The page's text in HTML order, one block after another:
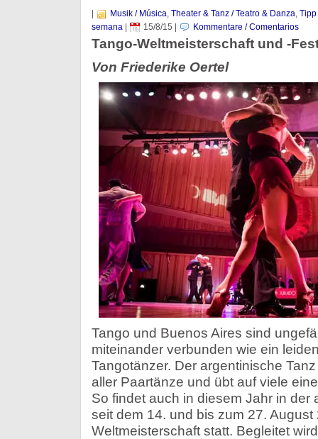
Musik / Música, Theater & Tanz / Teatro & Danza,
semana| 15/8/15 Kommentare / Comentarios
Tango-Weltmeisterschaft und -
Von Friederike Oertel
Tango und Buenos Aires sind
miteinander verbunden wie ein
Tangotänzer. Der argentinische
aller Paartänze und übt auf viele
So findet auch in diesem Jahr in der
seit dem 14. und bis zum 27. August
Weltmeisterschaft statt. Begleitet